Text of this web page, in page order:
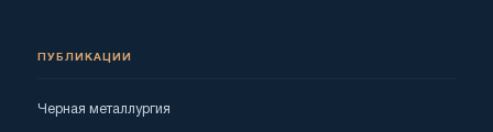
ПУБЛИКАЦИИ
Черная металлургия